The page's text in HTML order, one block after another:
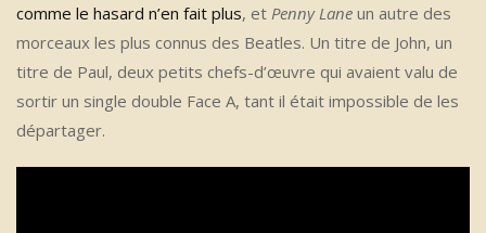
comme le hasard n’en fait plus, et Penny Lane un autre des
morceaux les plus connus des Beatles. Un titre de John, un
titre de Paul, deux petits chefs-d’œuvre qui avaient valu de
sortir un single double Face A, tant il était impossible de les
départager.